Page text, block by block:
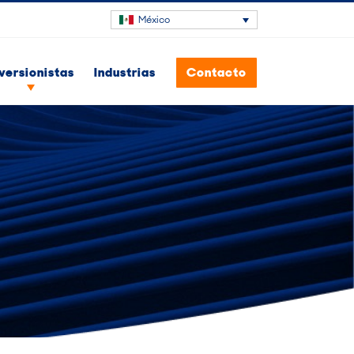
México
Industrias Contacto